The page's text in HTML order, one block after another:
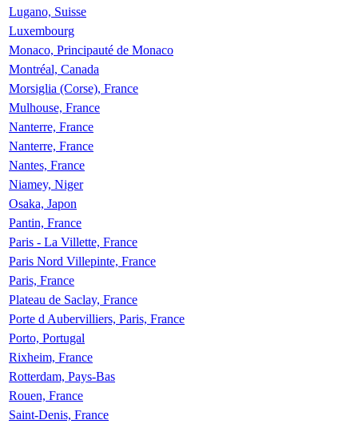
Lugano, Suisse
Luxembourg
Monaco, Principauté de Monaco
Montréal, Canada
Morsiglia (Corse), France
Mulhouse, France
Nanterre, France
Nanterre, France
Nantes, France
Niamey, Niger
Osaka, Japon
Pantin, France
Paris - La Villette, France
Paris Nord Villepinte, France
Paris, France
Plateau de Saclay, France
Porte d Aubervilliers, Paris, France
Porto, Portugal
Rixheim, France
Rotterdam, Pays-Bas
Rouen, France
Saint-Denis, France